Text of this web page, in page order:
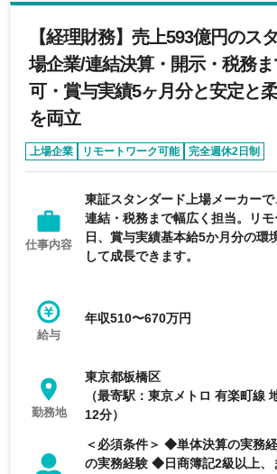
【経理財務】売上593億円のス
場企業/連結決算・開示・税務ま
可・賞与実績5ヶ月分と安定と
を両立
上場企業 リモートワーク可能
完全週休2日制
年間休日120日以上
退職金制度あり
仕事内容
東証スタンダード上場メーカー
連結・税務まで幅広く担当。リ
日、賞与実績基本給5か月分の環
して成長できます。
給与
年収510〜670万円
勤務地
東京都板橋区
（最寄駅：東京メトロ 有楽町線
12分）
＜必須条件＞ ◆単体決算の実務
の実務経験 ◆日商簿記2級以上、